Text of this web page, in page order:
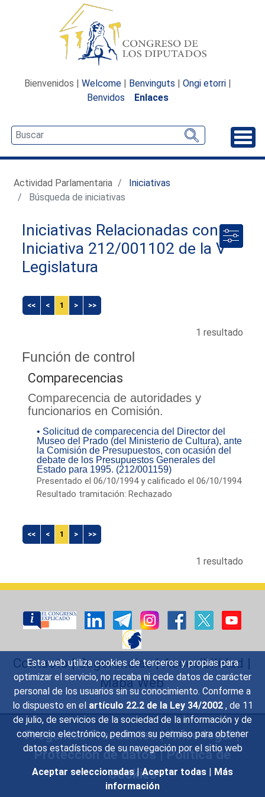
Esta web utiliza cookies de terceros y propias para
optimizar el servicio, no recaba ni cede datos de carácter
personal de los usuarios sin su conocimiento. Conforme a
lo dispuesto en el artículo 22.2 de la Ley 34/2002 , de 11
de julio, de servicios de la sociedad de la información y de
comercio electrónico, pedimos su permiso para obtener
datos estadísticos de su navegación por el sitio web
Aceptar seleccionadas | Aceptar todas | Más
información
Bienvenidos | Welcome | Benvinguts | Ongi etorri |
Benvidos
Enlaces
Actividad Parlamentaria
Iniciativas
Búsqueda de iniciativas
Iniciativas Relacionadas con la
Iniciativa 212/001102 de la V
Legislatura
<< < 1 > >>
1 resultado
Función de control
Comparecencias
Comparecencia de autoridades y
funcionarios en Comisión.
• Solicitud de comparecencia del Director del
Museo del Prado (del Ministerio de Cultura), ante
la Comisión de Presupuestos, con ocasión del
debate de los Presupuestos Generales del
Estado para 1995. (212/001159)
Presentado el 06/10/1994 y calificado el 06/10/1994
Resultado tramitación: Rechazado
<< < 1 > >>
1 resultado
Contacto|Sugerencias|Accesibilidad |
Mapa Web
Preguntas Frecuentes|Aviso legal|
Protección de datos|Política de
Cookies